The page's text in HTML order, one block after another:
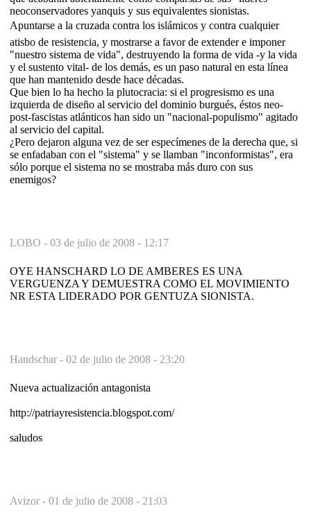
neoconservadores yanquis y sus equivalentes sionistas.
Apuntarse a la cruzada contra los islámicos y contra cualquier
atisbo de resistencia, y mostrarse a favor de extender e imponer
"nuestro sistema de vida", destruyendo la forma de vida -y la vida
y el sustento vital- de los demás, es un paso natural en esta línea
que han mantenido desde hace décadas.
Que bien lo ha hecho la plutocracia: si el progresismo es una
izquierda de diseño al servicio del dominio burgués, éstos neo-
post-fascistas atlánticos han sido un "nacional-populismo" agitado
al servicio del capital.
¿Pero dejaron alguna vez de ser especímenes de la derecha que, si
se enfadaban con el "sistema" y se llamban "inconformistas", era
sólo porque el sistema no se mostraba más duro con sus
enemigos?
LOBO - 03 de julio de 2008 - 12:17
OYE HANSCHARD LO DE AMBERES ES UNA
VERGUENZA Y DEMUESTRA COMO EL MOVIMIENTO
NR ESTA LIDERADO POR GENTUZA SIONISTA.
Handschar - 02 de julio de 2008 - 23:20
Nueva actualización antagonista
http://patriayresistencia.blogspot.com/
saludos
Avizor - 01 de julio de 2008 - 21:03